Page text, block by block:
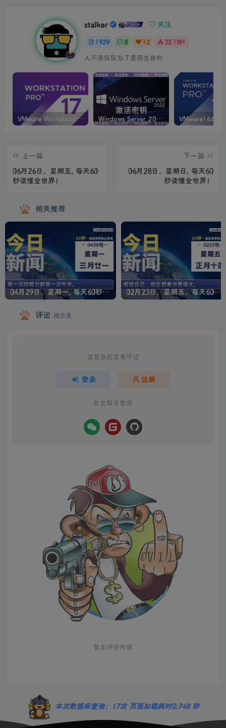
stalker 关注
1929 8 12
32.1W+
人不是仅仅为了爱而生存的
VMware Workstation PRO v17.6.4 正式版_虚拟机(带激活密钥) Windows Server 2022激活密钥 2024 5月更新
上一篇
06月26日，星期五, 每天60
秒读懂全世界！
下一篇
06月28日，星期日, 每天60
秒读懂全世界！
相关推荐
04月29日，星期一, 每天60秒读懂全世界！ 02月23日，星期五，每天60秒读懂全世界！
评论 抢沙发
请登录后发表评论
登录 注册
社交账号登录
暂无评论内容
本次数据库查询：17次 页面加载耗时0.748 秒